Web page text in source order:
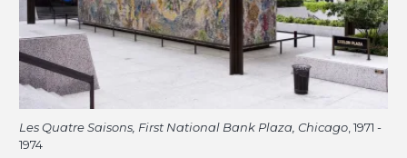
Les Quatre Saisons, First National Bank Plaza, Chicago , 1971 -
1974